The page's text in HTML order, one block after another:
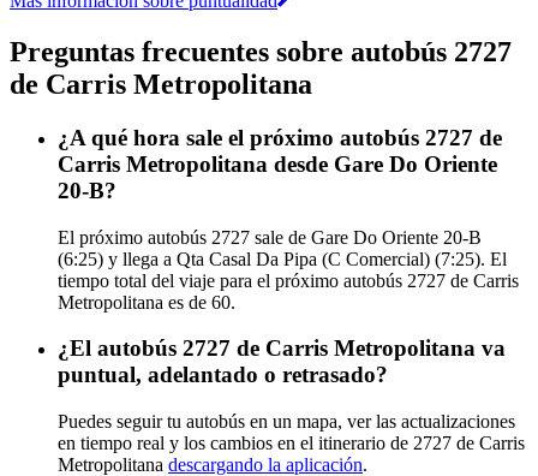
Preguntas frecuentes sobre autobús 2727
de Carris Metropolitana
¿A qué hora sale el próximo autobús 2727 de
Carris Metropolitana desde Gare Do Oriente
20-B?
El próximo autobús 2727 sale de Gare Do Oriente 20-B
(6:25) y llega a Qta Casal Da Pipa (C Comercial) (7:25). El
tiempo total del viaje para el próximo autobús 2727 de Carris
Metropolitana es de 60.
¿El autobús 2727 de Carris Metropolitana va
puntual, adelantado o retrasado?
Puedes seguir tu autobús en un mapa, ver las actualizaciones
en tiempo real y los cambios en el itinerario de 2727 de Carris
Metropolitana descargando la aplicación.